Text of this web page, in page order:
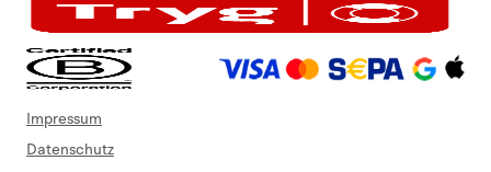
Impressum
Datenschutz